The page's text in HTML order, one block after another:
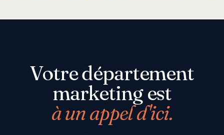
Votre département
marketing est
à un appel d'ici.